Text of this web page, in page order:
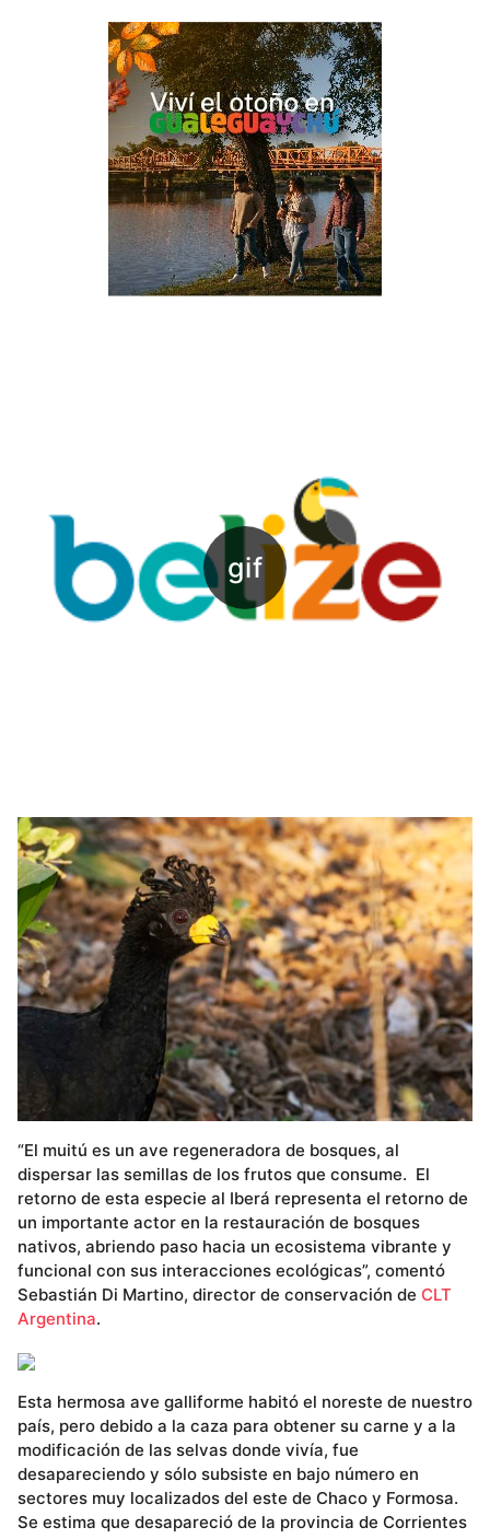
“El muitú es un ave regeneradora de bosques, al
dispersar las semillas de los frutos que consume. El
retorno de esta especie al Iberá representa el retorno de
un importante actor en la restauración de bosques
nativos, abriendo paso hacia un ecosistema vibrante y
funcional con sus interacciones ecológicas”, comentó
Sebastián Di Martino, director de conservación de CLT
Argentina.
Esta hermosa ave galliforme habitó el noreste de nuestro
país, pero debido a la caza para obtener su carne y a la
modificación de las selvas donde vivía, fue
desapareciendo y sólo subsiste en bajo número en
sectores muy localizados del este de Chaco y Formosa.
Se estima que desapareció de la provincia de Corrientes